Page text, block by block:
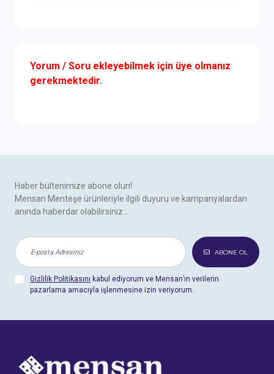
Yorum / Soru ekleyebilmek için üye olmanız
gerekmektedir.
Haber bültenimize abone olun!
Mensan Menteşe ürünleriyle ilgili duyuru ve kampanyalardan
anında haberdar olabilirsiniz...
ABONE OL
Gizlilik Politikasını kabul ediyorum ve Mensan’ın verilerin
pazarlama amacıyla işlenmesine izin veriyorum.